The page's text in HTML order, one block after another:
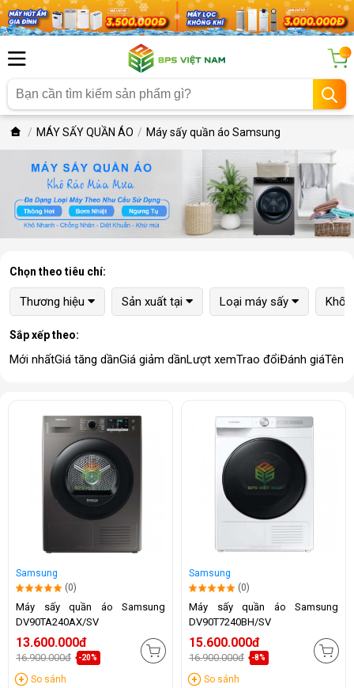
...
MÁY SẤY QUẦN ÁO Máy sấy quần áo Samsung
Chọn theo tiêu chí:
Thương hiệu Sản xuất tại Loại máy sấy Khối
Sắp xếp theo:
Mới nhấtGiá tăng dầnGiá giảm dầnLượt xemTrao đổiĐánh giáTên
Samsung
(0)
Máy sấy quần áo Samsung
DV90TA240AX/SV
13.600.000đ
16.900.000đ -20%
So sánh
Samsung
(0)
Máy sấy quần áo Samsung
DV90T7240BH/SV
15.600.000đ
16.900.000đ -8%
So sánh